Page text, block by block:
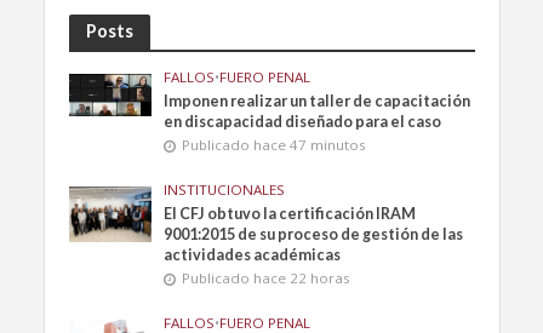
Posts
FALLOS•FUERO PENAL
Imponen realizar un taller de capacitación
en discapacidad diseñado para el caso
Publicado hace 47 minutos
INSTITUCIONALES
El CFJ obtuvo la certificación IRAM
9001:2015 de su proceso de gestión de las
actividades académicas
Publicado hace 22 horas
FALLOS•FUERO PENAL